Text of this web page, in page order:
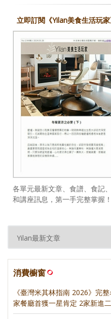
立即訂閱《Yilan美食生活玩
各單元最新文章、食譜、食記
和講座訊息，第一手完整掌握！
消費櫥窗
《臺灣米其林指南 2026》完
家餐廳首獲一星肯定 2家新進